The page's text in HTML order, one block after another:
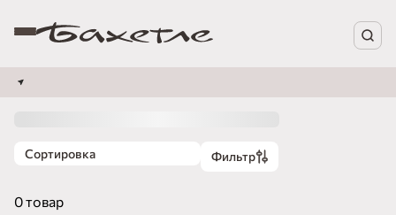
Сортировка Фильтр
0 товар